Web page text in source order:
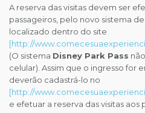
A reserva das visitas devem ser
passageiros, pelo novo sistema
localizado dentro do site
[http://
(O sistema Disney Park Pass
celular). Assim que o ingresso for
deverão cadastrá-lo no
[http://
e efetuar a reserva das visitas aos